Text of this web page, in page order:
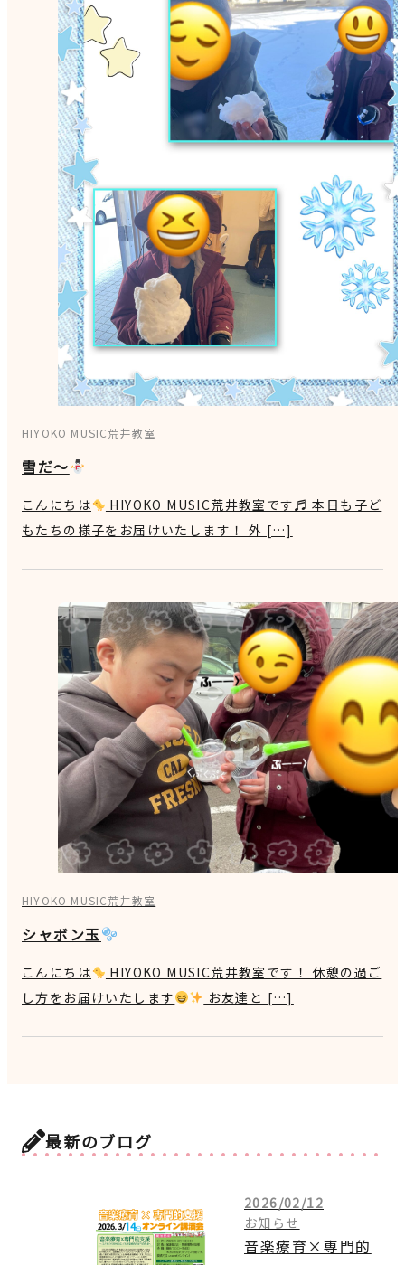
HIYOKO MUSIC荒井教室
雪だ～
こんにちは
HIYOKO MUSIC荒井教室です♬ 本日も子ど
もたちの様子をお届けいたします！ 外 […]
HIYOKO MUSIC荒井教室
シャボン玉
こんにちは
HIYOKO MUSIC荒井教室です！ 休憩の過ご
し方をお届けいたします
お友達と […]
最新のブログ
2026/02/12
お知らせ
音楽療育×専門的